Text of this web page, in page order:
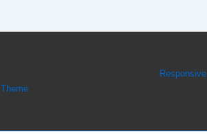
Responsive
Theme